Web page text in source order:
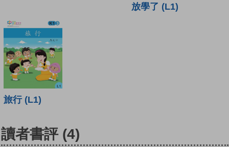
放學了 (L1)
旅行 (L1)
讀者書評 (4)